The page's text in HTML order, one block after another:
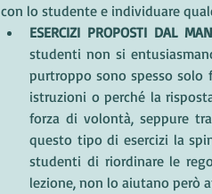
con lo studente e individuare
ESERCIZI PROPOSTI DAL
studenti non si
purtroppo sono spesso solo
istruzioni o perché la
forza di volontà, seppure
questo tipo di esercizi la
studenti di riordinare le
lezione, non lo aiutano però